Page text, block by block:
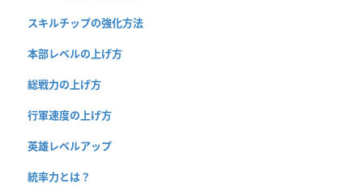
スキルチップの強化方法
本部レベルの上げ方
総戦力の上げ方
行軍速度の上げ方
英雄レベルアップ
統率力とは？